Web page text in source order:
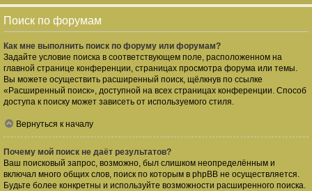
Поиск по форумам
Как мне выполнить поиск по форуму или форумам?
Задайте условие поиска в соответствующем поле, расположенном на
главной странице конференции, страницах просмотра форума или темы.
Вы можете осуществить расширенный поиск, щёлкнув по ссылке
«Расширенный поиск», доступной на всех страницах конференции. Способ
доступа к поиску может зависеть от используемого стиля.
Вернуться к началу
Почему мой поиск не даёт результатов?
Ваш поисковый запрос, возможно, был слишком неопределённым и
включал много общих слов, поиск по которым в phpBB не осуществляется.
Будьте более конкретны и используйте возможности расширенного поиска.